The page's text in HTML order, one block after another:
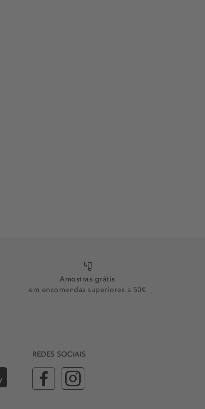
Amostras grátis
em encomendas superiores a 50€
REDES SOCIAIS